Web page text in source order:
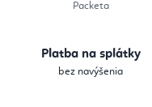
Packeta
Platba na splátky
bez navýšenia